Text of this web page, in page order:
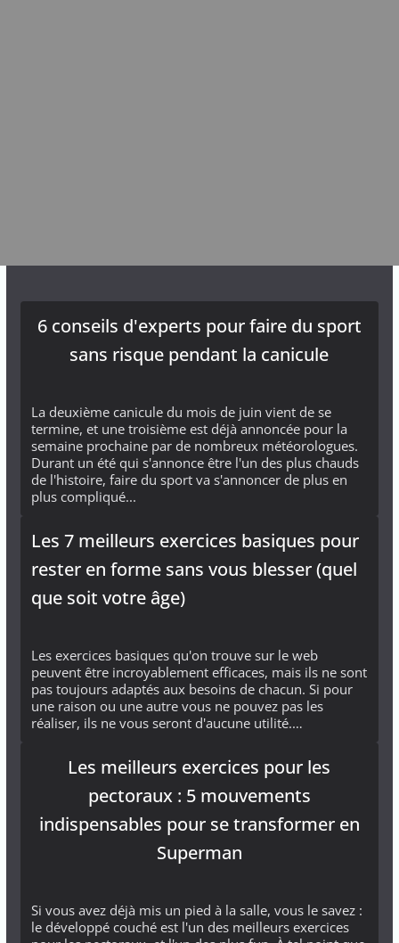
6 conseils d'experts pour faire du sport
sans risque pendant la canicule
La deuxième canicule du mois de juin vient de se
termine, et une troisième est déjà annoncée pour la
semaine prochaine par de nombreux météorologues.
Durant un été qui s'annonce être l'un des plus chauds
de l'histoire, faire du sport va s'annoncer de plus en
plus compliqué...
Les 7 meilleurs exercices basiques pour
rester en forme sans vous blesser (quel
que soit votre âge)
Les exercices basiques qu'on trouve sur le web
peuvent être incroyablement efficaces, mais ils ne sont
pas toujours adaptés aux besoins de chacun. Si pour
une raison ou une autre vous ne pouvez pas les
réaliser, ils ne vous seront d'aucune utilité.…
Les meilleurs exercices pour les
pectoraux : 5 mouvements
indispensables pour se transformer en
Superman
Si vous avez déjà mis un pied à la salle, vous le savez :
le développé couché est l'un des meilleurs exercices